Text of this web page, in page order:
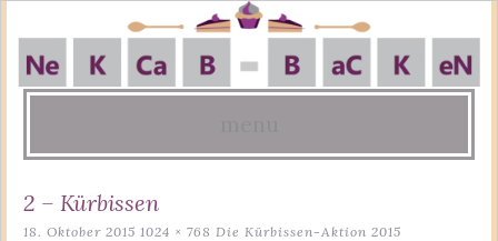
to
2 – Kürbissen
18. Oktober 2015 1024 × 768 Die Kürbissen-Aktion 2015